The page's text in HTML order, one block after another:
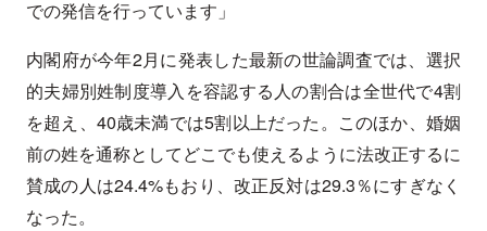
での発信を行っています」
内閣府が今年2月に発表した最新の世論調査では、選択
的夫婦別姓制度導入を容認する人の割合は全世代で4割
を超え、40歳未満では5割以上だった。このほか、婚姻
前の姓を通称としてどこでも使えるように法改正するに
賛成の人は24.4%もおり、改正反対は29.3％にすぎなく
なった。